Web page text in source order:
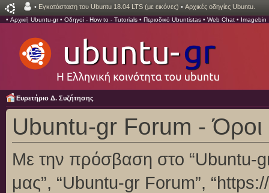
• Εγκατάσταση του Ubuntu 18.04 LTS (με εικόνες) • Αρχικές οδηγίες Ubuntu.
• Αρχική Ubuntu-gr• Οδηγοί - How to - Tutorials • Περιοδικό Ubuntistas • Web Chat • Imagebin
Ευρετήριο Δ. Συζήτησης
Ubuntu-gr Forum -
Με την πρόσβαση στο “Ubuntu-gr
μας”, “Ubuntu-gr Forum”,